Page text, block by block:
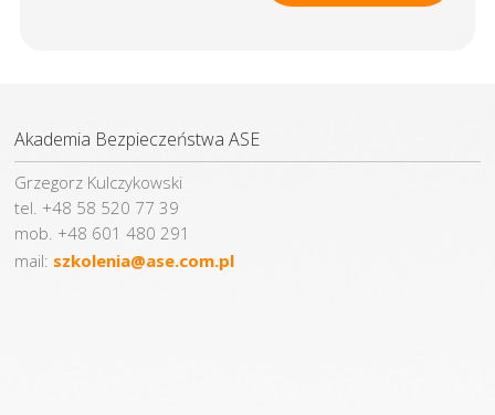
Akademia Bezpieczeństwa ASE
Grzegorz Kulczykowski
tel. +48 58 520 77 39
mob. +48 601 480 291
mail: szkolenia@ase.com.pl